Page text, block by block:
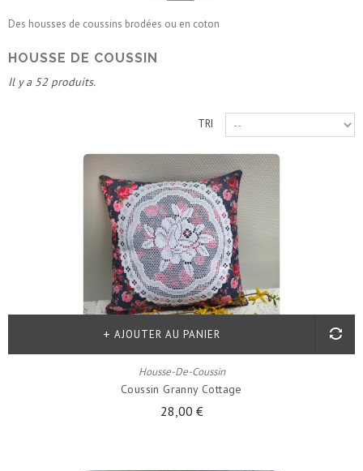
Des housses de coussins brodées ou en coton
HOUSSE DE COUSSIN
Il y a 52 produits.
TRI
Housse-De-Coussin
Coussin Granny Cottage
28,00 €
AJOUTER AU PANIER